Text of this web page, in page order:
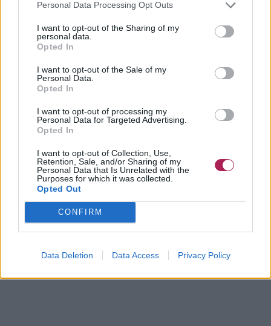
Personal Data Processing Opt Outs
I want to opt-out of the Sharing of my
personal data.
Opted In
I want to opt-out of the Sale of my
Personal Data.
Opted In
I want to opt-out of processing my
Personal Data for Targeted Advertising.
Opted In
I want to opt-out of Collection, Use,
Retention, Sale, and/or Sharing of my
Personal Data that Is Unrelated with the
Purposes for which it was collected.
Opted Out
CONFIRM
Data Deletion Data Access Privacy Policy